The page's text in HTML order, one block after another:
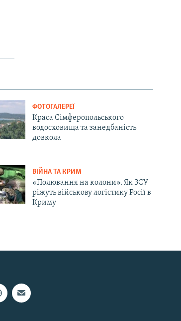
ФОТОГАЛЕРЕЇ
Краса Сімферопольського
водосховища та занедбаність
довкола
ВІЙНА ТА КРИМ
«Полювання на колони». Як ЗСУ
ріжуть військову логістику Росії в
Криму